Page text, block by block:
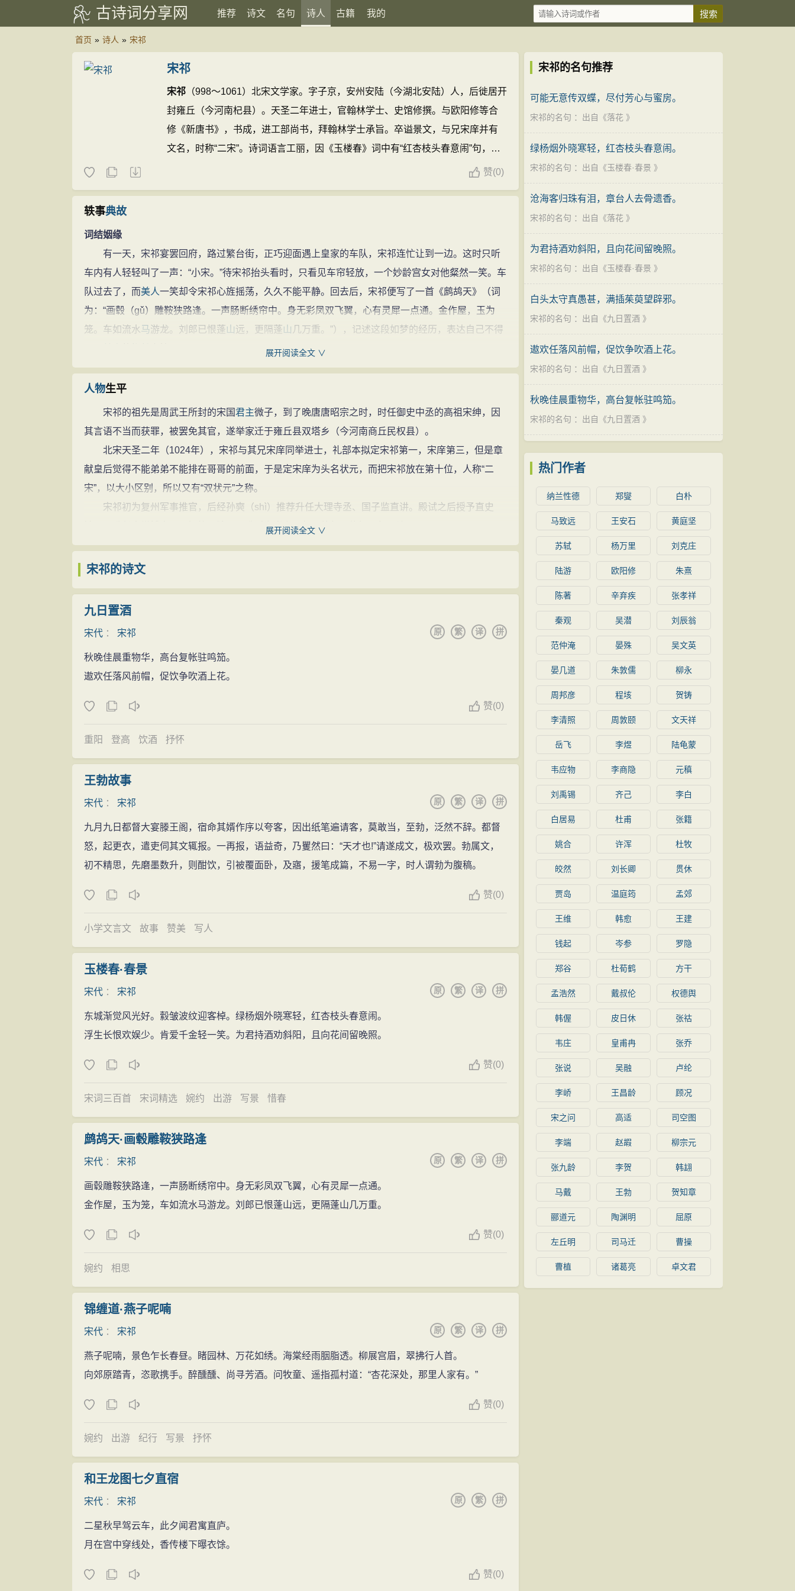
古诗词分享网 推荐 诗文 名句 诗人 古籍 我的
首页 » 诗人 » 宋祁
宋祁
宋祁 （998～1061）北宋文学家。字子京，安州安陆（今湖北安陆）人，后徙居开
封雍丘（今河南杞县）。天圣二年进士，官翰林学士、史馆修撰。与欧阳修等合
修《新唐书》，书成，进工部尚书，拜翰林学士承旨。卒谥景文，与兄宋庠并有
文名，时称“二宋”。诗词语言工丽，因《玉楼春》词中有“红杏枝头春意闹”句，世
赞(0)
轶事典故
词结姻缘
有一天，宋祁宴罢回府，路过繁台街，正巧迎面遇上皇家的车队，宋祁连忙让到一边。这时只听
车内有人轻轻叫了一声：“小宋。”待宋祁抬头看时，只看见车帘轻放，一个妙龄宫女对他粲然一笑。车
队过去了，而美人一笑却令宋祁心旌摇荡，久久不能平静。回去后，宋祁便写了一首《鹧鸪天》（词
为：“画毂（gǔ）雕鞍狭路逢。一声肠断绣帘中。身无彩凤双飞翼，心有灵犀一点通。金作屋，玉为
笼。车如流水马游龙。刘郎已恨蓬 山远，更隔蓬 山 几万重。”），记述这段如梦的经历，表达自己不得
词中“身无彩凤双飞翼，心有灵犀一点通”一句，活化了唐朝诗人李商隐的诗句，却与词意境浑然一
体。新词一出，立刻在京师传唱开去，后来传到了宋仁宗的耳朵里。皇帝便追问当时的人说：“是第几
车上谁叫的小宋？”最后有个宫女站了出来，羞涩地说：“当时我们去侍宴，见宣翰林学士，左右大臣
说：这就是小宋。我在车子里，也是偶然看到他，就叫了一声。”皇帝一听哈哈大笑，不久就召宋祁上
殿，说起这件事，宋祁诚惶诚恐，羞愧难当。仁宗笑着打趣说：“蓬 山 并不远呀。”说完，就把那个宫女
赏赐给了他。宋祁不仅官运顺畅，而且因佳曲而得一段姻缘，令时人艳羡不已。
临终遗诫
宋祁后因病去世，临终前自己撰写了
墓志铭
，并亲自撰就一篇“遗戒”，教儿子们照他的话去做。
习俗 请阴阳地理先生看
“遗戒”的后半部分，他又具体交代了其他方面的事宜：“吾学不名家（意思是学问尚未成为一家），文
章仅及中人，不足垂后（意思是所作文章非常一般，不值得传诸后世）。为吏在良二千石下，勿请
谥，勿受赠。”甚至连“冢上植五株柏，坟高三尺，石翁仲（旧时守坟的石人像）、他兽不得用”都交代
得一清二楚。他还怕儿子们不照自己的话去做，在“遗戒”最后，特意嘱咐：“若等不可违命。”
从这份“遗戒”中，可以清楚地看到，宋祁教儿子不要追逐
华，要移风 易俗，崇尚节俭，表现了
展开阅读全文 ∨
人物生平
宋祁的祖先是周武王所封的宋国君主微子，到了晚唐唐昭宗之时，时任御史中丞的高祖宋绅，因
其言语不当而获罪，被罢免其官，遂举家迁于雍丘县双塔乡（今河南商丘民权县）。
北宋天圣二年（1024年），宋祁与其兄宋庠同举进士，礼部本拟定宋祁第一，宋庠第三，但是章
献皇后觉得不能弟弟不能排在哥哥的前面，于是定宋庠为头名状元，而把宋祁放在第十位，人称“二
宋”，以大小区别，所以又有“双状元”之称。
宋祁初为复州军事推官，后经孙奭（shì）推荐升任大理寺丞、国子监直讲。殿试之后授予直史
馆，再升任太常博士，同知礼仪院。又升迁为尚书工部员外郎，修撰《起居注》。
宝元二年（1039年）宋祁改担任盐铁句院，知制诰，升迁为天章阁侍制，判太常礼院，至国子
监。在西北边境战事财政都吃紧的情况下，他写下了关于“三冗三费“的上疏。
县），后至陈州（今河南淮阳县）。
前后历时十七年。
庆历六年（1046年），宋祁升为右谏议大夫，出任群牧使。
庆历八年（1048年），再次担任翰林学士。
皇祐四年（1052年），因其子犯罪之事，被贬知亳州（今属安徽省）兼集贤殿修撰。
县）。皇帝加封他为端明殿学士，特地升为吏部侍郎，知益州（今四川省成都市）。
宜任三司使，没能上任。之后皇帝加封他为龙图阁学士，知郑州。
嘉佑五年（1060年），《唐书》修撰完毕，宋祁被升为左丞、工部尚书。
嘉佑六年（1061年），宋祁回到京城拜翰林学士承旨，复任群牧使。
嘉佑六年三月（1061年），宋祁卒于东京，卒后谥号景文。
展开阅读全文 ∨
宋祁的诗文
九日置酒
宋代 ： 宋祁 拼
译
繁
原
秋晚佳晨重物华，高台复帐驻鸣笳。
遨欢任落风前帽，促饮争吹酒上花。
赞(0)
重阳 登高 饮酒 抒怀
王勃故事
宋代 ： 宋祁 拼
译
繁
原
九月九日都督大宴滕王阁，宿命其婿作序以夸客，因出纸笔遍请客，莫敢当，至勃，泛然不辞。都督
怒，起更衣，遣吏伺其文辄报。一再报，语益奇，乃矍然曰：“天才也!”请遂成文，极欢罢。勃属文，
初不精思，先磨墨数升，则酣饮，引被覆面卧，及寤，援笔成篇，不易一字，时人谓勃为腹稿。
赞(0)
小学文言文 故事 赞美 写人
玉楼春·春景
宋代 ： 宋祁 拼
译
繁
原
东城渐觉风光好。縠皱波纹迎客棹。绿杨烟外晓寒轻，红杏枝头春意闹。
浮生长恨欢娱少。肯爱千金轻一笑。为君持酒劝斜阳，且向花间留晚照。
赞(0)
宋词三百首 宋词精选 婉约 出游 写景 惜春
鹧鸪天·画毂雕鞍狭路逢
宋代 ： 宋祁 拼
译
繁
原
画毂雕鞍狭路逢，一声肠断绣帘中。身无彩凤双飞翼，心有灵犀一点通。
金作屋，玉为笼，车如流水马游龙。刘郎已恨蓬山远，更隔蓬山几万重。
赞(0)
婉约 相思
锦缠道·燕子呢喃
宋代 ： 宋祁 拼
译
繁
原
燕子呢喃，景色乍长春昼。睹园林、万花如绣。海棠经雨胭脂透。柳展宫眉，翠拂行人首。
向郊原踏青，恣歌携手。醉醺醺、尚寻芳酒。问牧童、遥指孤村道：“杏花深处，那里人家有。”
赞(0)
婉约 出游 纪行 写景 抒怀
和王龙图七夕直宿
宋代 ： 宋祁 拼
繁
原
二星秋早驾云车，此夕闻君寓直庐。
月在宫中穿线处，香传楼下曝衣馀。
赞(0)
宋祁的名句推荐
可能无意传双蝶，尽付芳心与蜜房。
宋祁的名句 ：出自《落花 》
绿杨烟外晓寒轻，红杏枝头春意闹。
宋祁的名句 ：出自《玉楼春·春景 》
沧海客归珠有泪，章台人去骨遗香。
宋祁的名句 ：出自《落花 》
为君持酒劝斜阳，且向花间留晚照。
宋祁的名句 ：出自《玉楼春·春景 》
白头太守真愚甚，满插茱萸望辟邪。
宋祁的名句 ：出自《九日置酒 》
遨欢任落风前帽，促饮争吹酒上花。
宋祁的名句 ：出自《九日置酒 》
秋晚佳晨重物华，高台复帐驻鸣笳。
宋祁的名句 ：出自《九日置酒 》
热门作者
纳兰性德 郑燮 白朴
马致远 王安石 黄庭坚
苏轼 杨万里 刘克庄
陆游 欧阳修 朱熹
陈著 辛弃疾 张孝祥
秦观 吴潜 刘辰翁
范仲淹 晏殊 吴文英
晏几道 朱敦儒 柳永
周邦彦 程垓 贺铸
李清照 周敦颐 文天祥
岳飞 李煜 陆龟蒙
韦应物 李商隐 元稹
刘禹锡 齐己 李白
白居易 杜甫 张籍
姚合 许浑 杜牧
皎然 刘长卿 贯休
贾岛 温庭筠 孟郊
王维 韩愈 王建
钱起 岑参 罗隐
郑谷 杜荀鹤 方干
孟浩然 戴叔伦 权德舆
韩偓 皮日休 张祜
韦庄 皇甫冉 张乔
张说 吴融 卢纶
李峤 王昌龄 顾况
宋之问 高适 司空图
李端 赵嘏 柳宗元
张九龄 李贺 韩翃
马戴 王勃 贺知章
郦道元 陶渊明 屈原
左丘明 司马迁 曹操
曹植 诸葛亮 卓文君